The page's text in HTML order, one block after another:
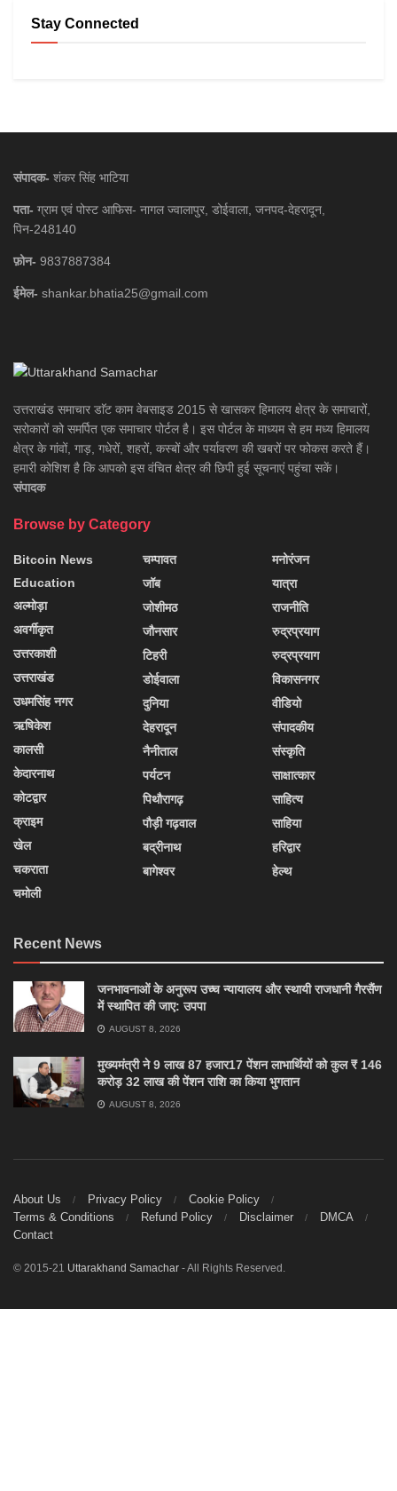
Stay Connected
संपादक- शंकर सिंह भाटिया
पता- ग्राम एवं पोस्ट आफिस- नागल ज्वालापुर, डोईवाला, जनपद-देहरादून,
पिन-248140
फ़ोन- 9837887384
ईमेल- shankar.bhatia25@gmail.com
उत्तराखंड समाचार डाॅट काम वेबसाइड 2015 से खासकर हिमालय क्षेत्र के समाचारों,
सरोकारों को समर्पित एक समाचार पोर्टल है। इस पोर्टल के माध्यम से हम मध्य हिमालय
क्षेत्र के गांवों, गाड़, गधेरों, शहरों, कस्बों और पर्यावरण की खबरों पर फोकस करते हैं।
हमारी कोशिश है कि आपको इस वंचित क्षेत्र की छिपी हुई सूचनाएं पहुंचा सकें।
संपादक
Browse by Category
Bitcoin News
Education
अल्मोड़ा
अवर्गीकृत
उत्तरकाशी
उत्तराखंड
उधमसिंह नगर
ऋषिकेश
कालसी
केदारनाथ
कोटद्वार
क्राइम
खेल
चकराता
चमोली
चम्पावत
जॉब
जोशीमठ
जौनसार
टिहरी
डोईवाला
दुनिया
देहरादून
नैनीताल
पर्यटन
पिथौरागढ़
पौड़ी गढ़वाल
बद्रीनाथ
बागेश्वर
मनोरंजन
यात्रा
राजनीति
रुद्रप्रयाग
रुद्रप्रयाग
विकासनगर
वीडियो
संपादकीय
संस्कृति
साक्षात्कार
साहित्य
साहिया
हरिद्वार
हेल्थ
Recent News
जनभावनाओं के अनुरूप उच्च न्यायालय और स्थायी राजधानी गैरसैंण
में स्थापित की जाए: उपपा
AUGUST 8, 2026
मुख्यमंत्री ने 9 लाख 87 हजार17 पेंशन लाभार्थियों को कुल ₹ 146
करोड़ 32 लाख की पेंशन राशि का किया भुगतान
AUGUST 8, 2026
About Us Privacy Policy
Cookie Policy
Terms & Conditions
Refund Policy Disclaimer
DMCA
Contact
© 2015-21 Uttarakhand Samachar - All Rights Reserved.